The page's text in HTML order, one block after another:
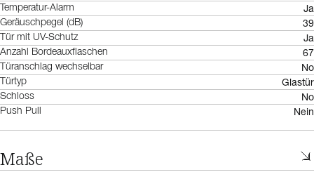
Temperatur-Alarm Ja
Geräuschpegel (dB) 39
Tür mit UV-Schutz Ja
Anzahl Bordeauxflaschen 67
Türanschlag wechselbar No
Türtyp Glastür
Schloss No
Push Pull Nein
Maße